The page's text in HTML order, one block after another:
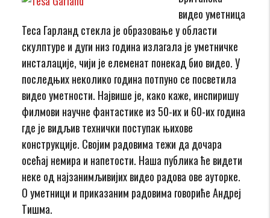
видео уметница
Теса Гарланд стекла је образовање у области
скулптуре и дуги низ година излагала је уметничке
инсталације, чији је елеменат понекад био видео. У
последњих неколико година потпуно се посветила
видео уметности. Највише је, како каже, инспиришу
филмови научне фантастике из 50-их и 60-их година
где је видљив технички поступак њихове
конструкције. Својим радовима тежи да дочара
осећај немира и напетости. Наша публика ће видети
неке од најзанимљивијих видео радова ове ауторке.
О уметници и приказаним радовима говориће Андреј
Тишма.